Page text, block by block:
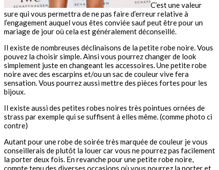
C’est une valeur
sure qui vous permettra de ne pas faire d’erreur relative à
l’engagement auquel vous êtes conviée sauf peut être pour un
mariage de jour où cela est généralement déconseillé.
Il existe de nombreuses déclinaisons de la petite robe noire. Vous
pouvez la choisir simple. Ainsi vous pourrez changer de look
simplement juste en changeant les accessoires. Une petite robe
noire avec des escarpins et/ou un sac de couleur vive fera
sensation. Vous pourrez aussi mettre des pièces fortes pour les
bijoux.
Il existe aussi des petites robes noires très pointues ornées de
strass par exemple qui se suffisent à elles même. (comme photo ci
contre)
Autant pour une robe de soirée très marquée de couleur je vous
conseillerais de plutôt la louer car vous ne pourrez pas facilement
la porter deux fois. En revanche pour une petite robe noire,
compte tenu des diverses occasions où vous pourrez la porter et